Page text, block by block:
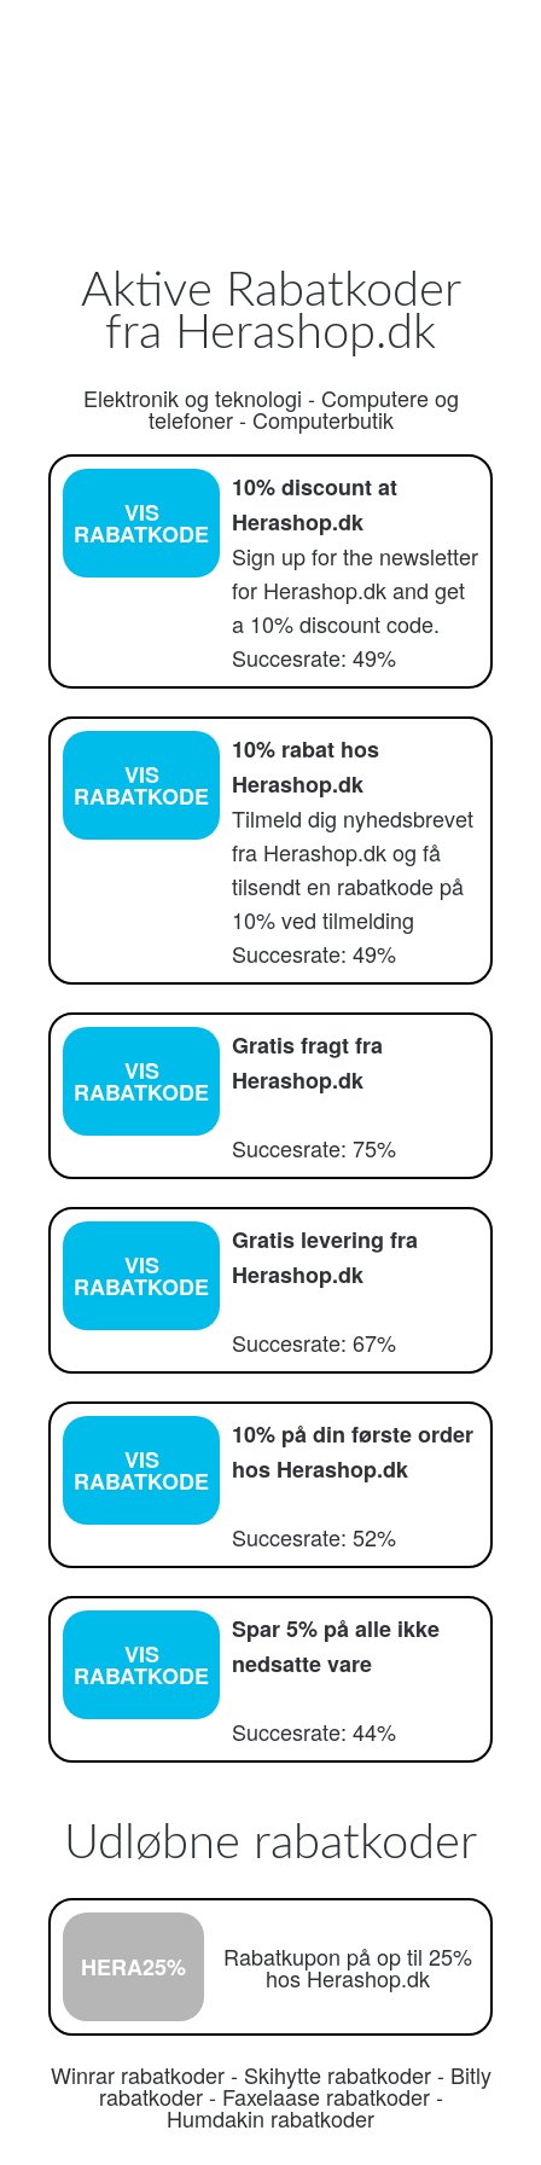
Aktive Rabatkoder
fra Herashop.dk
Elektronik og teknologi - Computere og
telefoner- Computerbutik
VIS
RABATKODE
10% discount at
Herashop.dk
Sign up for the newsletter
for Herashop.dk and get
a 10% discount code.
Succesrate: 49%
VIS
RABATKODE
10% rabat hos
Herashop.dk
Tilmeld dig nyhedsbrevet
fra Herashop.dk og få
tilsendt en rabatkode på
10% ved tilmelding
Succesrate: 49%
VIS
RABATKODE
Gratis fragt fra
Herashop.dk
Succesrate: 75%
VIS
RABATKODE
Gratis levering fra
Herashop.dk
Succesrate: 67%
VIS
RABATKODE
10% på din første order
hos Herashop.dk
Succesrate: 52%
VIS
RABATKODE
Spar 5% på alle ikke
nedsatte vare
Succesrate: 44%
Udløbne rabatkoder
HERA25% Rabatkupon på op til 25%
hos Herashop.dk
Winrar rabatkoder- Skihytte rabatkoder- Bitly
rabatkoder- Faxelaase rabatkoder-
Humdakin rabatkoder